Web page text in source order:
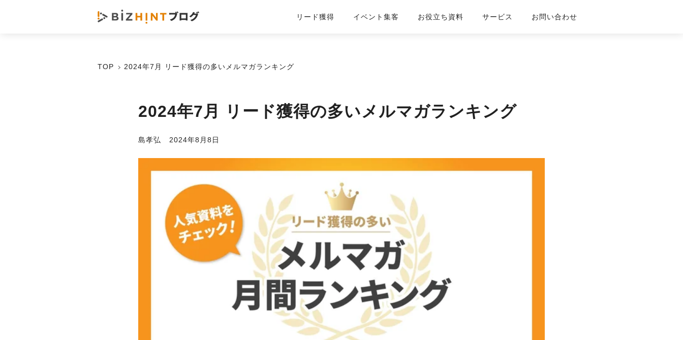
リード獲得 イベント集客 お役立ち資料 サービス お問い合わせ
TOP 2024年7月 リード獲得の多いメルマガランキング
2024年7月 リード獲得の多いメルマガランキング
島孝弘 2024年8月8日